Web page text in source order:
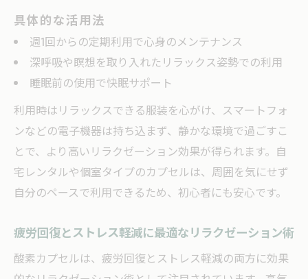
活用術
リラクゼーション効果を高める自宅での工
夫
酸素カプセルの効果的な使い方と順番を検証
リラクゼーション重視の酸素カプセル利用
手順
マッサージと酸素カプセルの順番で効果ア
ップ
リラクゼーションを最大化する使い方のコ
リラクゼーションカプセルとセルフケアの
具体的な活用法
週1回からの定期利用で心身のメンテナンス
深呼吸や瞑想を取り入れたリラックス姿勢での利用
睡眠前の使用で快眠サポート
利用時はリラックスできる服装を心がけ、スマートフォ
ンなどの電子機器は持ち込まず、静かな環境で過ごすこ
とで、より高いリラクゼーション効果が得られます。自
宅レンタルや個室タイプのカプセルは、周囲を気にせず
自分のペースで利用できるため、初心者にも安心です。
疲労回復とストレス軽減に最適なリラクゼーション術
酸素カプセルは、疲労回復とストレス軽減の両方に効果